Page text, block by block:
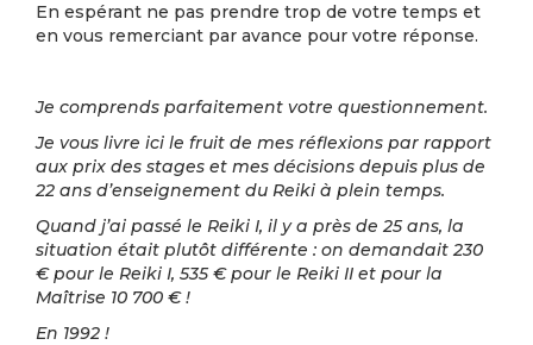
En espérant ne pas prendre trop de votre temps et
en vous remerciant par avance pour votre réponse.
Je comprends parfaitement votre questionnement.
Je vous livre ici le fruit de mes réflexions par rapport
aux prix des stages et mes décisions depuis plus de
22 ans d’enseignement du Reiki à plein temps.
Quand j’ai passé le Reiki I, il y a près de 25 ans, la
situation était plutôt différente : on demandait 230
€ pour le Reiki I, 535 € pour le Reiki II et pour la
Maîtrise 10 700 € !
En 1992 !